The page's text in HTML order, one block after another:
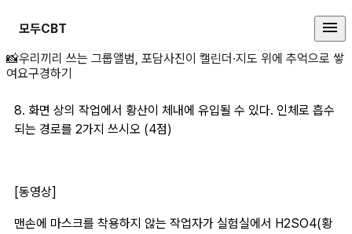
모두CBT
8. 화면 상의 작업에 상세 페이지
📸우리끼리 쓰는 그룹앨범, 포담사진이 캘린더·지도 위에 추억으로 쌓
여요구경하기
8. 화면 상의 작업에서 황산이 체내에 유입될 수 있다. 인체로 흡수
되는 경로를 2가지 쓰시오 (4점)
[동영상]
맨손에 마스크를 착용하지 않는 작업자가 실험실에서 H2SO4(황